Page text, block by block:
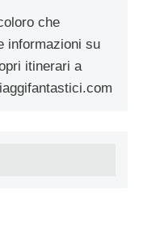
che
informazioni su
itinerari a